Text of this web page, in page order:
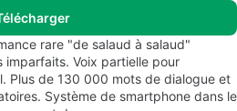
rare "de salaud à salaud"
Voix partielle pour
Plus de 130 000 mots de dialogue et
Système de smartphone dans le